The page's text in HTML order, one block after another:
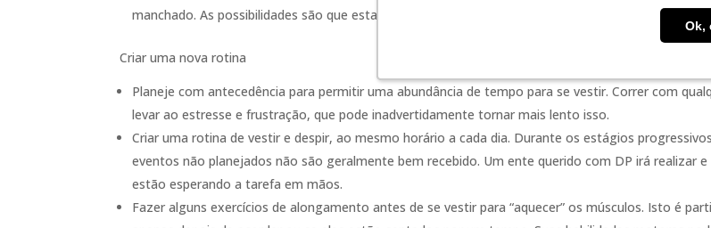
Ok,
Ok,
manchado. As possibilidades são que esta fase passe, mas não há nada de errado com um pouco
Criar uma nova rotina
Planeje com antecedência para permitir uma abundância de tempo para se vestir. Correr com
levar ao estresse e frustração, que pode inadvertidamente tornar mais lento isso.
Criar uma rotina de vestir e despir, ao mesmo horário a cada dia. Durante os estágios
eventos não planejados não são geralmente bem recebido. Um ente querido com DP irá realizar e
estão esperando a tarefa em mãos.
Fazer alguns exercícios de alongamento antes de se vestir para “aquecer” os músculos. Isto é